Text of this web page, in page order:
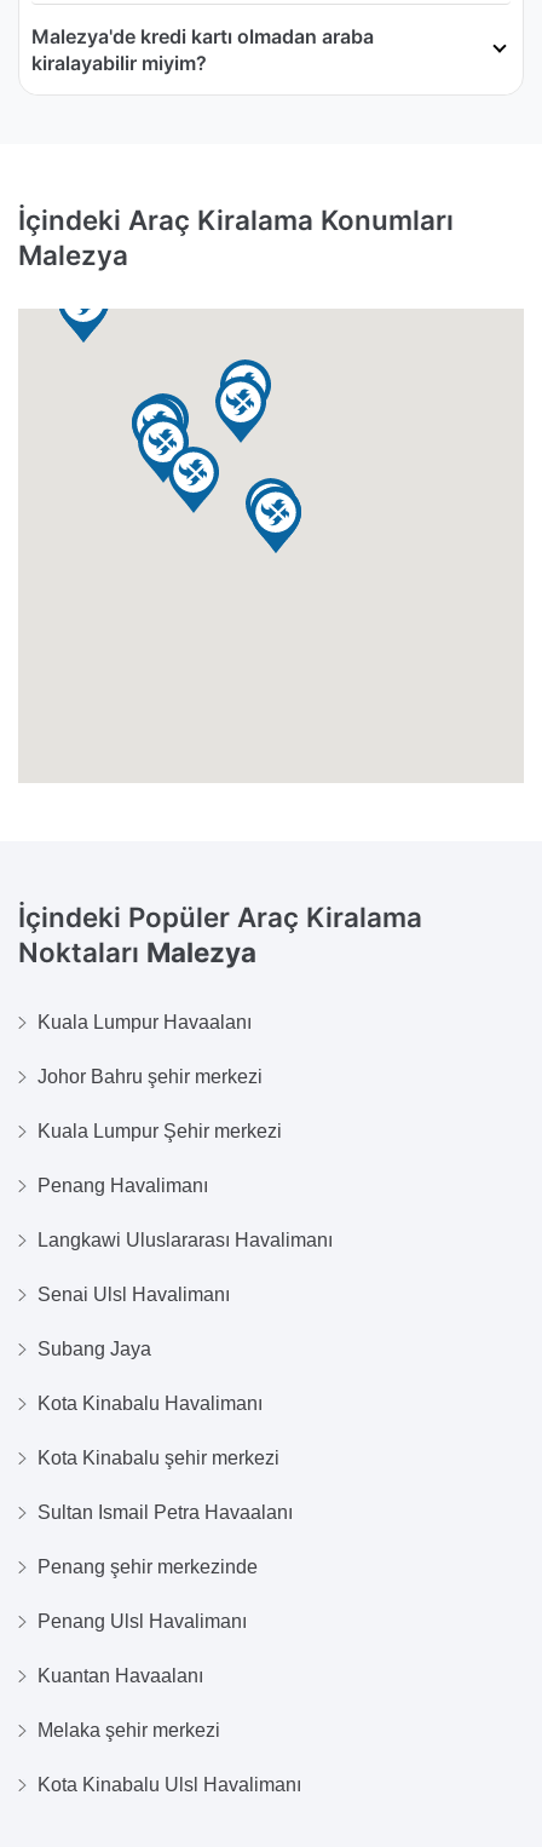
Malezya'de kredi kartı olmadan araba
kiralayabilir miyim?
İçindeki Araç Kiralama Konumları
Malezya
İçindeki Popüler Araç Kiralama
Noktaları Malezya
Kuala Lumpur Havaalanı
Johor Bahru şehir merkezi
Kuala Lumpur Şehir merkezi
Penang Havalimanı
Langkawi Uluslararası Havalimanı
Senai Ulsl Havalimanı
Subang Jaya
Kota Kinabalu Havalimanı
Kota Kinabalu şehir merkezi
Sultan Ismail Petra Havaalanı
Penang şehir merkezinde
Penang Ulsl Havalimanı
Kuantan Havaalanı
Melaka şehir merkezi
Kota Kinabalu Ulsl Havalimanı